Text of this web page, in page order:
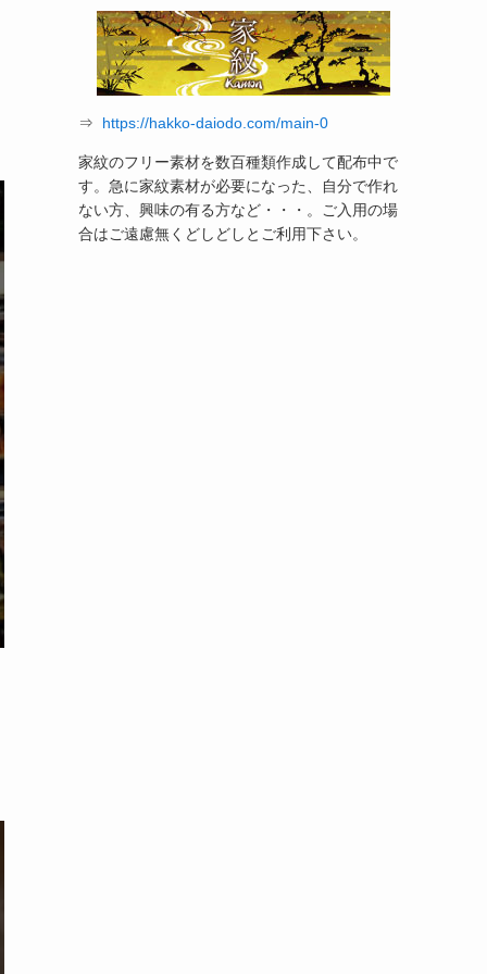
⇒ https://hakko-daiodo.com/main-0
家紋のフリー素材を数百種類作成して配布中で
す。急に家紋素材が必要になった、自分で作れ
ない方、興味の有る方など・・・。ご入用の場
合はご遠慮無くどしどしとご利用下さい。